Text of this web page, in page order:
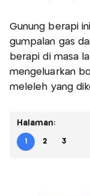
Gunung berapi
gumpalan gas
berapi di masa
mengeluarkan
meleleh yang
Halaman:
1 2 3